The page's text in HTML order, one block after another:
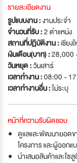
รายละเอียดงาน
รูปแบบงาน :งานประจำ
จำนวนที่รับ :2 ตำแหน่ง
สถานที่ปฏิบัติงาน :เชียง
เงินเดือน(บาท) :28,000
วันหยุด :วันเสาร์
เวลาทำงาน :08:00 -
เวลาทำงานอื่น :ไม่ระบุ
หน้าที่ความรับผิดชอบ
ดูแลและพัฒนายอดข
โครงการ และผู้ออกแ
นำเสนอสินค้าและโซ